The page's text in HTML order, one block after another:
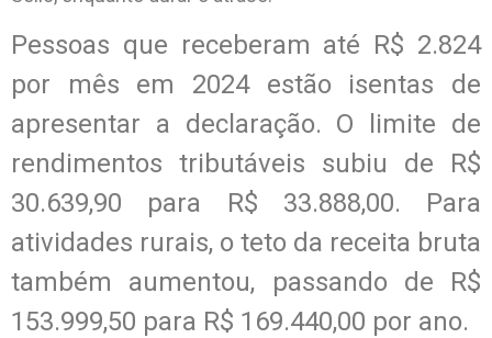
Pessoas que receberam até R$ 2.824
por mês em 2024 estão isentas de
apresentar a declaração. O limite de
rendimentos tributáveis subiu de R$
30.639,90 para R$ 33.888,00. Para
atividades rurais, o teto da receita bruta
também aumentou, passando de R$
153.999,50 para R$ 169.440,00 por ano.